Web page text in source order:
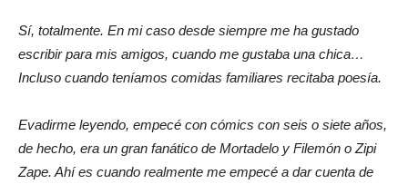
Sí, totalmente. En mi caso desde siempre me ha gustado
escribir para mis amigos, cuando me gustaba una chica…
Incluso cuando teníamos comidas familiares recitaba poesía.
Evadirme leyendo, empecé con cómics con seis o siete años,
de hecho, era un gran fanático de Mortadelo y Filemón o Zipi
Zape. Ahí es cuando realmente me empecé a dar cuenta de